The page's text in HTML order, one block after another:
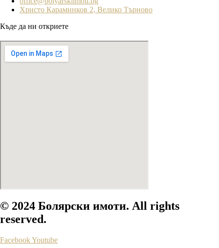
Христо Караминков 2, Велико Търново
Къде да ни откриете
© 2024 Болярски имоти. All rights
reserved.
FacebookYoutube